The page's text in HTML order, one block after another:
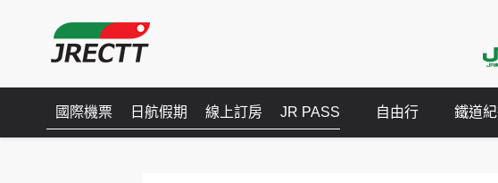
國際機票 日航假期 線上訂房 JR PASS 自由行 鐵道